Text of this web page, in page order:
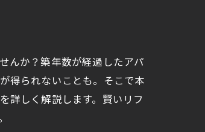
んか？築年数が経過したアパ
得られないことも。そこで本
詳しく解説します。賢いリフ